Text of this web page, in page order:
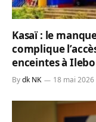
Kasaï : le
complique
enceintes à Ilebo
Bydk NK 18 mai 2026